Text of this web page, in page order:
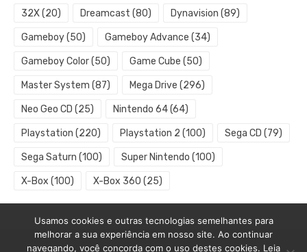
32X(20) Dreamcast (80) Dynavision (89)
Gameboy(50) Gameboy Advance (34)
Gameboy Color(50) Game Cube (50)
Master System (87) Mega Drive (296)
Neo Geo CD (25) Nintendo 64(64)
Playstation (220) Playstation 2 (100) Sega CD (79)
Sega Saturn (100) Super Nintendo (100)
X-Box (100) X-Box 360 (25)
Usamos cookies e outras tecnologias semelhantes para
melhorar a sua experiência em nosso site. Ao continuar
navegando, você concorda com o uso destes cookies. Leia